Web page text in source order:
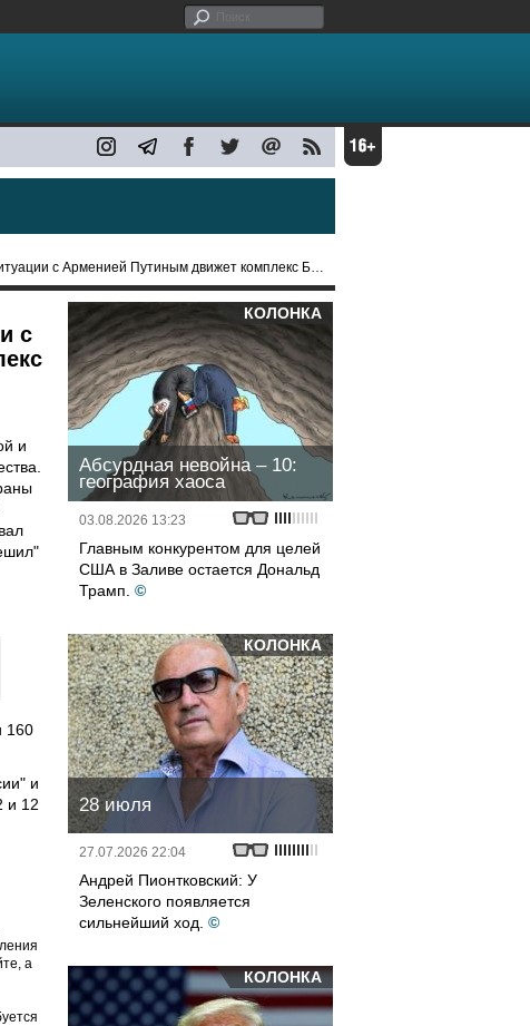
с Арменией Путиным движет комплекс Бонапарта
с
и
160
и
и 12
а
КОЛОНКА
Абсурдная невойна – 10:
география хаоса
03.08.2026 13:23
Главным конкурентом для целей
США в Заливе остается Дональд
Трамп. ©
КОЛОНКА
28 июля
27.07.2026 22:04
Андрей Пионтковский: У
Зеленского появляется
сильнейший ход. ©
КОЛОНКА